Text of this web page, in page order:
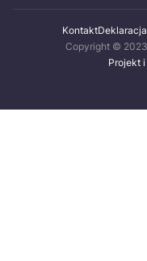
Kontakt
Copyright ©
Projekt